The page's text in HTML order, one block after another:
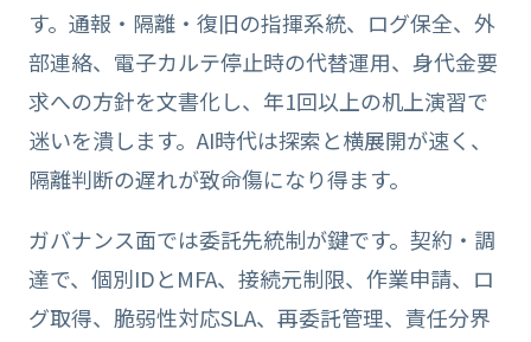
す。通報・隔離・復旧の指揮系統、ログ保全、外
部連絡、電子カルテ停止時の代替運用、身代金要
求への方針を文書化し、年1回以上の机上演習で
迷いを潰します。AI時代は探索と横展開が速く、
隔離判断の遅れが致命傷になり得ます。
ガバナンス面では委託先統制が鍵です。契約・調
達で、個別IDとMFA、接続元制限、作業申請、ロ
グ取得、脆弱性対応SLA、再委託管理、責任分界